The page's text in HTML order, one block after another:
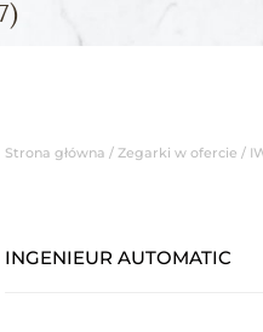
Strona główna / Zegarki w ofercie /
INGENIEUR AUTOMATIC